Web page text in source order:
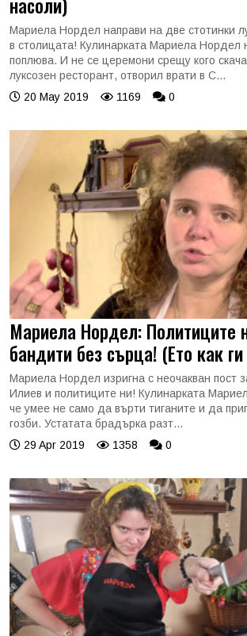
Мариела Нордел направи на две стотинки
в столицата! Кулинарката Мариела Нордел
поплюва. И не се церемони срещу кого
луксозен ресторант, отворил врати в С...
20 May 2019
1169 0
Мариела Нордел: Политиците
бандити без сърца! (Ето как
Мариела Нордел изригна с неочакван пост
Илиев и политиците ни! Кулинарката
че умее не само да върти тиганите и да
гозби. Устатата брадърка разт...
29 Apr 2019
1358 0